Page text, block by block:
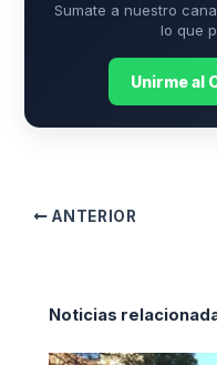
Sumate a nuestro
lo que
Unirme al
ANTERIOR
Noticias